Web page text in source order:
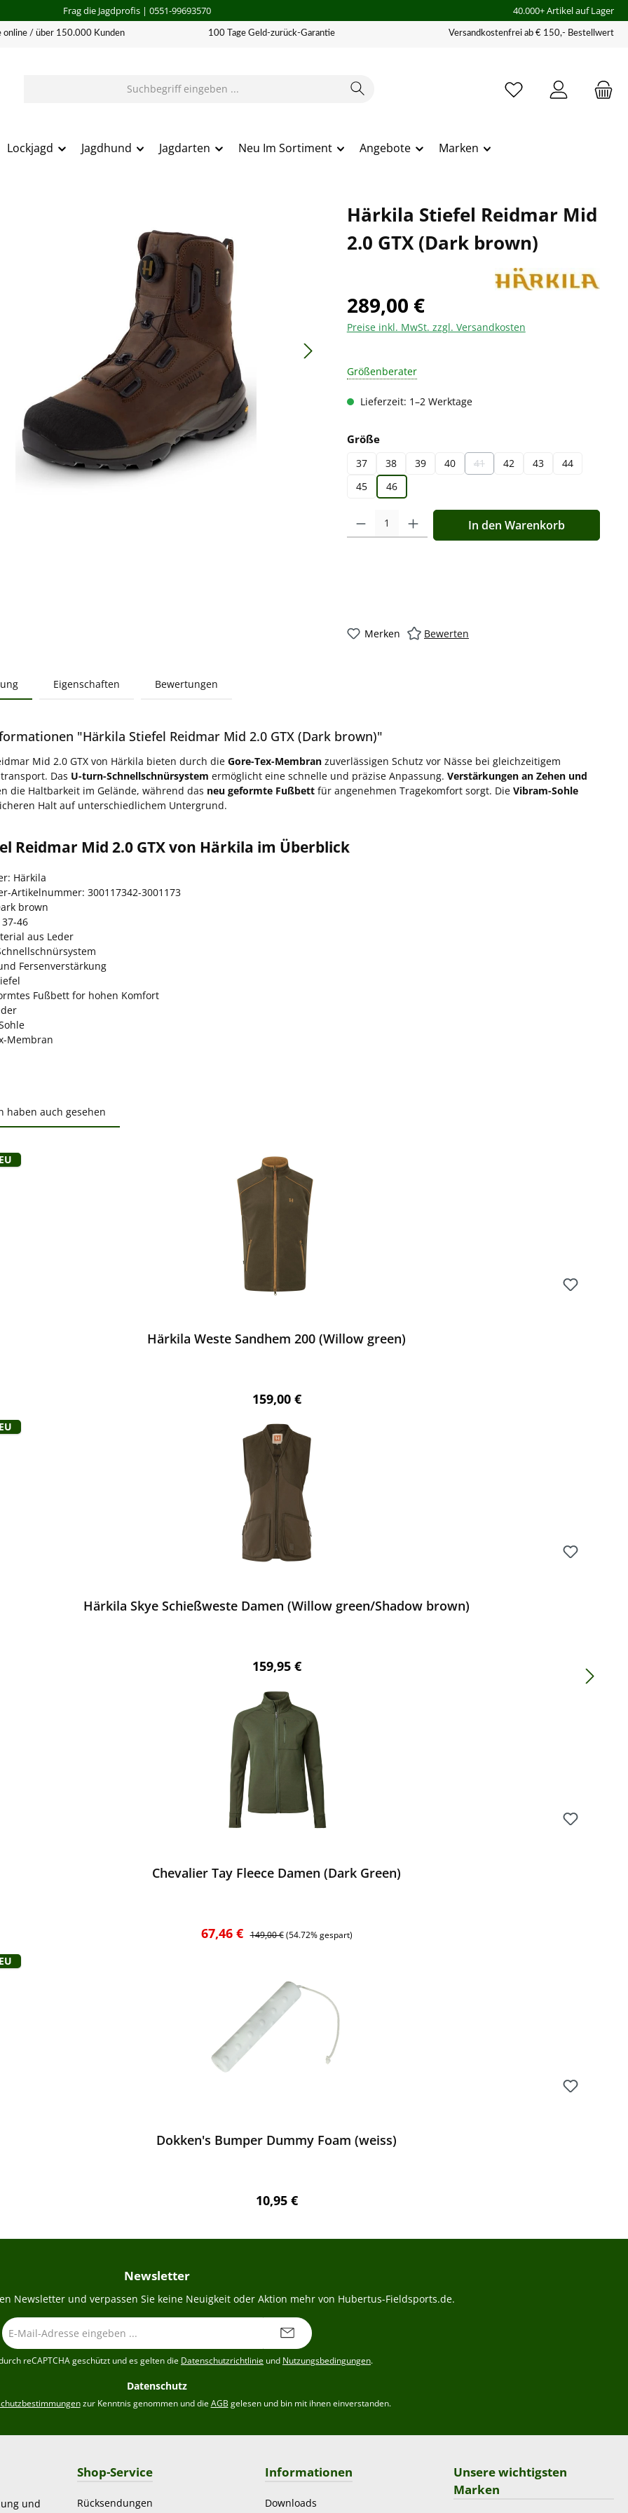
Frag die Jagdprofis| 0551-99693570 40.000+ Artikel auf Lager
online / über 150.000 Kunden 100 Tage Geld-zurück-Garantie Versandkostenfrei ab € 150,- Bestellwert
Lockjagd Jagdhund Jagdarten Neu Im Sortiment Angebote Marken
Härkila Stiefel Reidmar Mid
2.0 GTX (Dark brown)
289,00 €
Preise inkl. MwSt. zzgl. Versandkosten
Größenberater
Lieferzeit: 1–2 Werktage
Größeauswählen
37 38 39 40 41
(Diese Option ist zurzeit nicht
42 43
44
45
46
Produkt Anzahl: Gib den gewünschten Wert ein oder
In den Warenkorb
Merken Bewerten
Eigenschaften Bewertungen
"Härkila Stiefel Reidmar Mid 2.0 GTX (Dark brown)"
Mid 2.0 GTX von Härkila bieten durch die Gore-Tex-Membran zuverlässigen Schutz vor Nässe bei gleichzeitigem
Das U-turn-Schnellschnürsystem ermöglicht eine schnelle und präzise Anpassung. Verstärkungen an Zehen und
die Haltbarkeit im Gelände, während das neu geformte Fußbett für angenehmen Tragekomfort sorgt. Die Vibram-Sohle
Halt auf unterschiedlichem Untergrund.
Reidmar Mid 2.0 GTX von Härkila im Überblick
Härkila
Artikelnummer: 300117342-3001173
brown
46
aus Leder
Fersenverstärkung
Fußbett for hohen Komfort
Membran
haben auch gesehen
Härkila Weste Sandhem 200 (Willow green)
Regulärer Preis:
159,00 €
Härkila Skye Schießweste Damen (Willow green/Shadow brown)
Regulärer Preis:
159,95 €
Chevalier Tay Fleece Damen (Dark Green)
Verkaufspreis:
67,46 € Regulärer Preis:
149,00 € (54.72% gespart)
Dokken's Bumper Dummy Foam (weiss)
Regulärer Preis:
10,95 €
Newsletter
Newsletter und verpassen Sie keine Neuigkeit oder Aktion mehr von Hubertus-Fieldsports.de.
E-
Mail-
AdressereCAPTCHA geschützt und es gelten die Datenschutzrichtlinie und Nutzungsbedingungen.
Datenschutz
zur Kenntnis genommen und dieAGB gelesen und bin mit ihnen einverstanden.
und
Shop-Service
Rücksendungen
Informationen
Downloads
Unsere wichtigsten
Marken